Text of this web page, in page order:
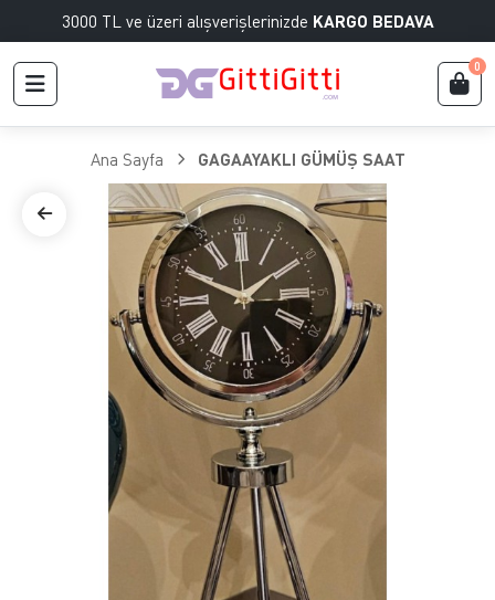
3000 TL ve üzeri alışverişlerinizde KARGO BEDAVA
0
Ana Sayfa GAGAAYAKLI GÜMÜŞ SAAT